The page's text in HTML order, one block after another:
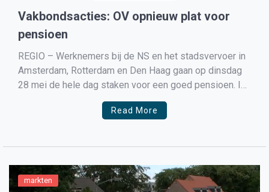
Vakbondsacties: OV opnieuw plat voor
pensioen
REGIO – Werknemers bij de NS en het stadsvervoer in
Amsterdam, Rotterdam en Den Haag gaan op dinsdag
28 mei de hele dag staken voor een goed pensioen. In
andere sectoren roepen de vakbonden alle werkenden
op om de dag erna het werk neer te leggen, tijdens de
Read More
markten